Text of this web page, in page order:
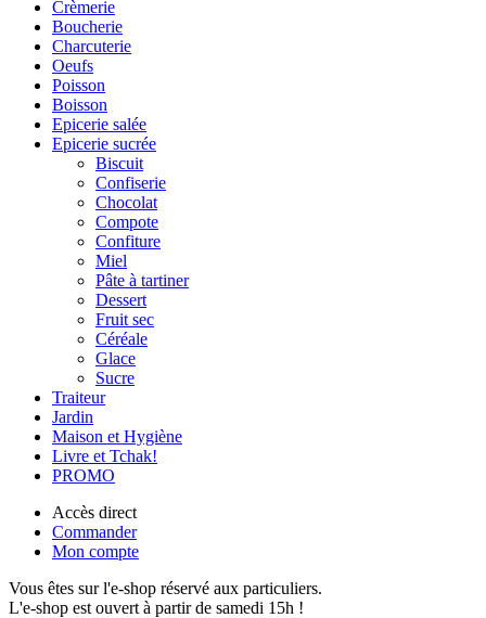
Crèmerie
Boucherie
Charcuterie
Oeufs
Poisson
Boisson
Epicerie salée
Epicerie sucrée
Biscuit
Confiserie
Chocolat
Compote
Confiture
Miel
Pâte à tartiner
Dessert
Fruit sec
Céréale
Glace
Sucre
Traiteur
Jardin
Maison et Hygiène
Livre et Tchak!
PROMO
Accès direct
Commander
Mon compte
Vous êtes sur l'e-shop réservé aux particuliers.
L'e-shop est ouvert à partir de samedi 15h !